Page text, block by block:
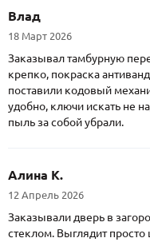
Влад
18 Март 2026
Заказывал тамбурную
крепко, покраска
поставили кодовый
удобно, ключи искать не
пыль за собой убрали.
Алина К.
12 Апрель 2026
Заказывали дверь в
стеклом. Выглядит